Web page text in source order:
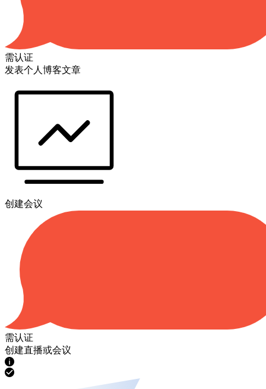
需认证
发表个人博客文章
创建会议
需认证
创建直播或会议